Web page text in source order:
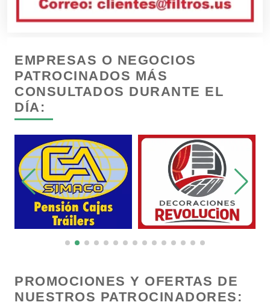
Control de Plagas
Copiadoras
Cortinas, Persianas y Alfombras
Cremerías y Salchichonerías
EMPRESAS O NEGOCIOS
PATROCINADOS MÁS
CONSULTADOS DURANTE EL
DÍA:
PROMOCIONES Y OFERTAS DE
NUESTROS PATROCINADORES: